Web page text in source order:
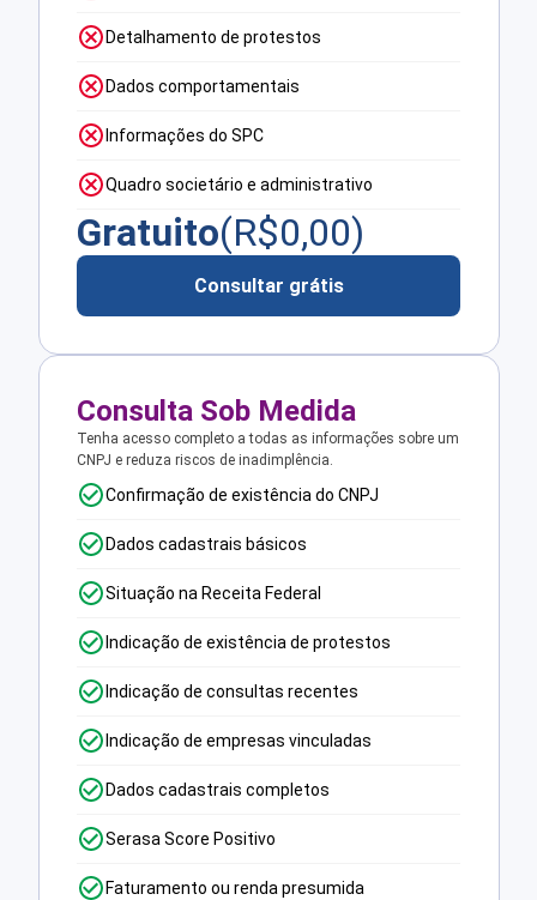
Detalhamento de protestos
Dados comportamentais
Informações do SPC
Quadro societário e administrativo
Gratuito(R$0,00)
Consultar grátis
Consulta Sob Medida
Tenha acesso completo a todas as informações sobre um
CNPJ e reduza riscos de inadimplência.
Confirmação de existência do CNPJ
Dados cadastrais básicos
Situação na Receita Federal
Indicação de existência de protestos
Indicação de consultas recentes
Indicação de empresas vinculadas
Dados cadastrais completos
Serasa Score Positivo
Faturamento ou renda presumida